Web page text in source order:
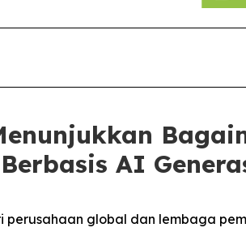
AI
perusahaan global dan lembaga